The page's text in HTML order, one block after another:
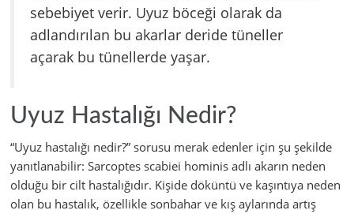
sebebiyet verir. Uyuz böceği olarak da
adlandırılan bu akarlar deride tüneller
açarak bu tünellerde yaşar.
Uyuz Hastalığı Nedir?
“Uyuz hastalığı nedir?” sorusu merak edenler için şu şekilde
yanıtlanabilir: Sarcoptes scabiei hominis adlı akarın neden
olduğu bir cilt hastalığıdır. Kişide döküntü ve kaşıntıya neden
olan bu hastalık, özellikle sonbahar ve kış aylarında artış